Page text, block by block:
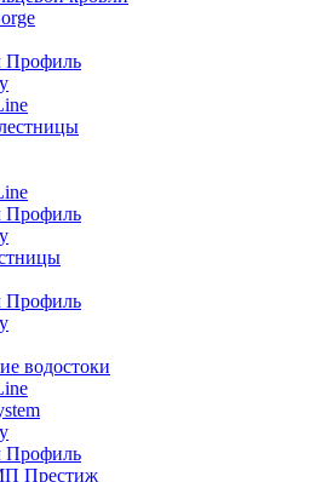
Профиль
Профиль
Профиль
водостоки
Профиль
Престиж